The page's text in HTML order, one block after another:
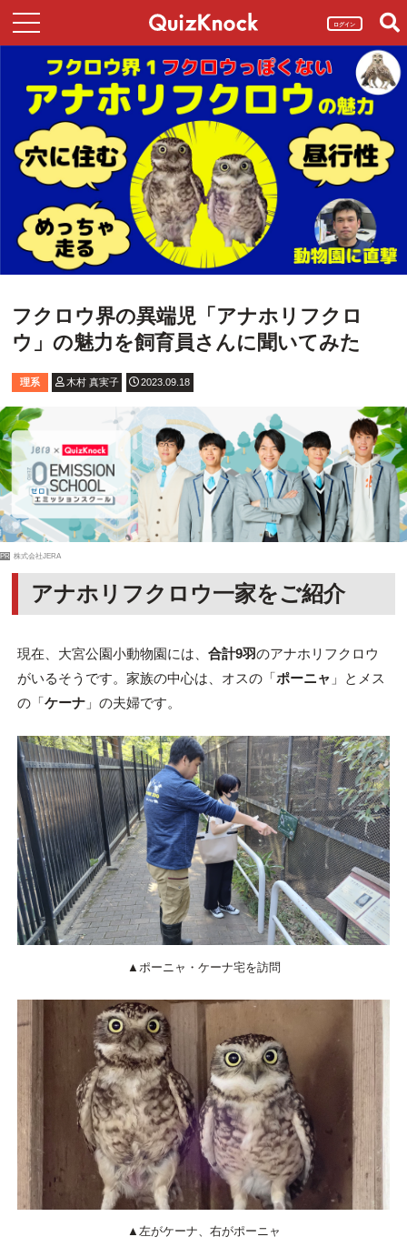
ログイン
フクロウ界の異端児「アナホリフクロ
ウ」の魅力を飼育員さんに聞いてみた
理系 木村 真実子 2023.09.18
PR 株式会社JERA
アナホリフクロウ一家をご紹介
現在、大宮公園小動物園には、 合計9羽のアナホリフクロウ
がいるそうです。家族の中心は、オスの「ポーニャ 」とメス
の「ケーナ」の夫婦です。
▲ポーニャ・ケーナ宅を訪問
▲左がケーナ、右がポーニャ